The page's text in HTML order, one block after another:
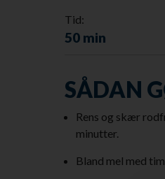
Tid:
50 min
SÅDAN
Rens og skær
minutter.
Bland mel med